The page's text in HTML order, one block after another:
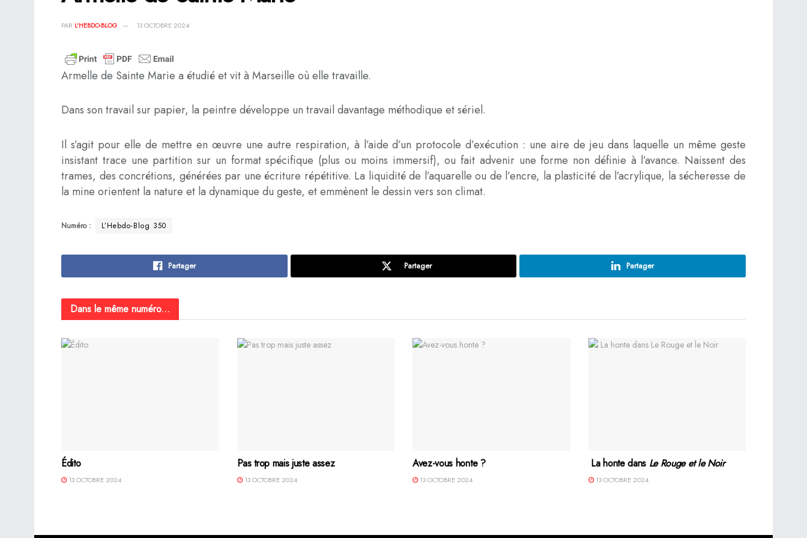
PAR L'HEBDO-BLOG 13 OCTOBRE 2024
Armelle de Sainte Marie a étudié et vit à Marseille où elle travaille.
Dans son travail sur papier, la peintre développe un travail davantage méthodique et sériel.
Il s’agit pour elle de mettre en œuvre une autre respiration, à l’aide d’un protocole d’exécution : une aire de jeu dans laquelle un même geste
insistant trace une partition sur un format spécifique (plus ou moins immersif), ou fait advenir une forme non définie à l’avance. Naissent des
trames, des concrétions, générées par une écriture répétitive. La liquidité de l’aquarelle ou de l’encre, la plasticité de l’acrylique, la sécheresse de
la mine orientent la nature et la dynamique du geste, et emmènent le dessin vers son climat.
Numéro : L’Hebdo-Blog 350
Partager Partager Partager
Dans le même numéro...
Édito
13 OCTOBRE 2024
Pas trop mais juste assez
13 OCTOBRE 2024
Avez-vous honte ?
13 OCTOBRE 2024
La honte dans Le Rouge et le Noir
13 OCTOBRE 2024